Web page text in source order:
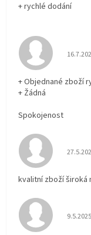
+ rychlé dodání
+ Objednané zboží
+ Žádná
Spokojenost
kvalitní zboží široká
9.5.2025